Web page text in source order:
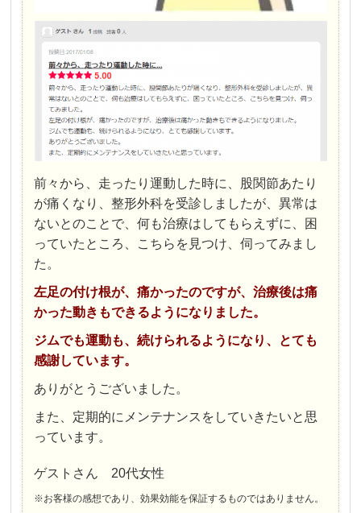
前々から、走ったり運動した時に、股関節あたり
が痛くなり、整形外科を受診しましたが、異常は
ないとのことで、何も治療はしてもらえずに、困
っていたところ、こちらを見つけ、伺ってみまし
た。
左足の付け根が、痛かったのですが、治療後は痛
かった動きもできるようになりました。
ジムでも運動も、続けられるようになり、とても
感謝しています。
ありがとうございました。
また、定期的にメンテナンスをしていきたいと思
っています。
ゲストさん 20代女性
※お客様の感想であり、効果効能を保証するものではありません。